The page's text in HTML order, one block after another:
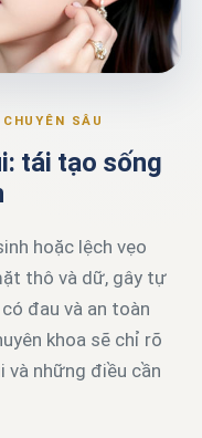
SÂU
tái tạo sống
hoặc lệch vẹo
thô và dữ, gây tự
đau và an toàn
khoa sẽ chỉ rõ
và những điều cần